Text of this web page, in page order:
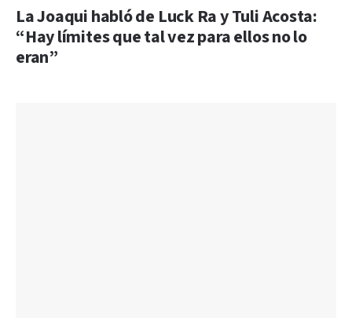
La Joaqui habló de Luck Ra y Tuli Acosta:
“Hay límites que tal vez para ellos no lo
eran”